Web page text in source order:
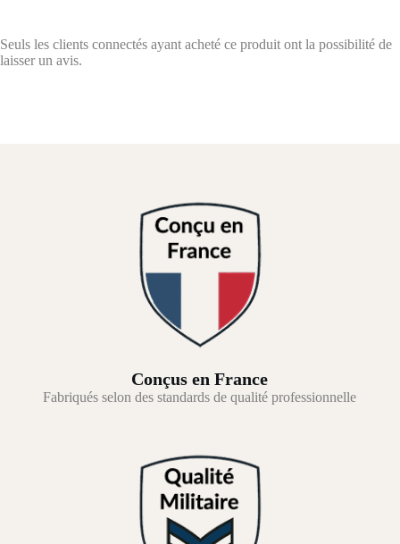
Seuls les clients connectés ayant acheté ce produit ont la possibilité de
laisser un avis.
Conçus en France
Fabriqués selon des standards de qualité professionnelle